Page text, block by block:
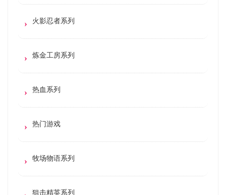
火影忍者系列
炼金工房系列
热血系列
热门游戏
牧场物语系列
狙击精英系列